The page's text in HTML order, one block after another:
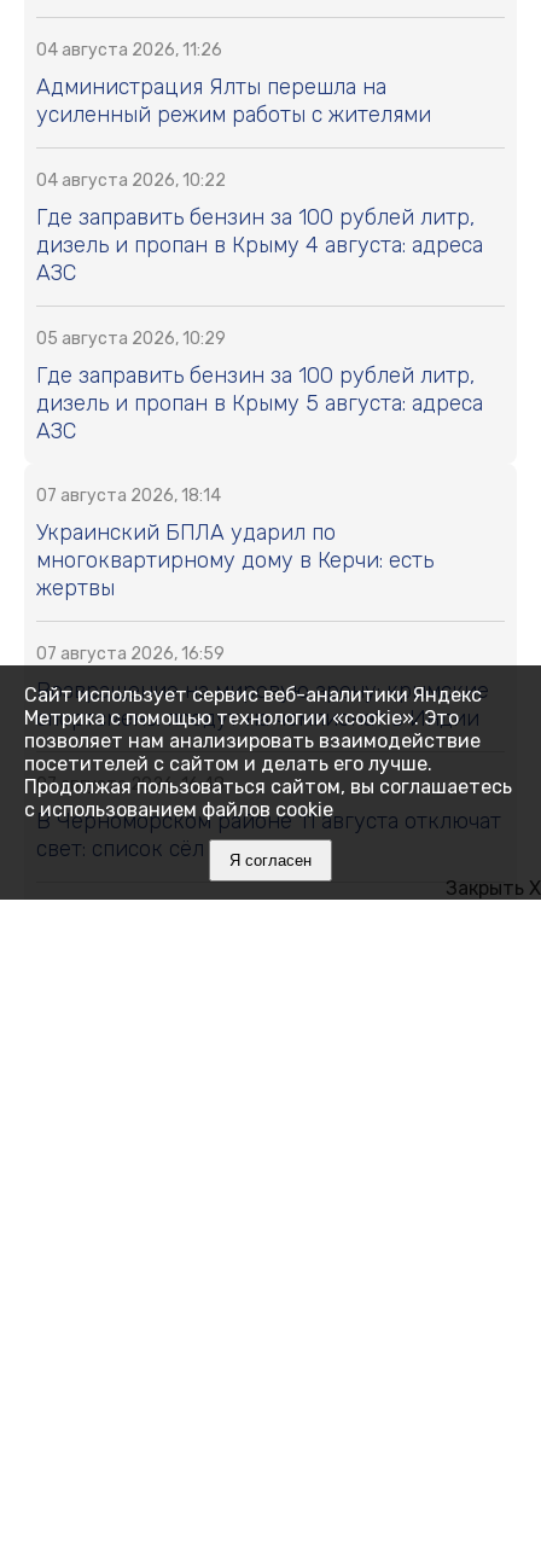
04 августа 2026, 11:26
Администрация Ялты перешла на
усиленный режим работы с жителями
04 августа 2026, 10:22
Где заправить бензин за 100 рублей литр,
дизель и пропан в Крыму 4 августа: адреса
АЗС
05 августа 2026, 10:29
Где заправить бензин за 100 рублей литр,
дизель и пропан в Крыму 5 августа: адреса
АЗС
07 августа 2026, 18:14
Украинский БПЛА ударил по
многоквартирному дому в Керчи: есть
жертвы
07 августа 2026, 16:59
Возвращение на мировую арену: крымские
спортсмены поедут на чемпионат в Индии
07 августа 2026, 16:48
В Черноморском районе 11 августа отключат
свет: список сёл и улиц
Закрыть X
Сайт использует сервис веб-аналитики Яндекс
Метрика с помощью технологии «cookie». Это
позволяет нам анализировать взаимодействие
посетителей с сайтом и делать его лучше.
Продолжая пользоваться сайтом, вы соглашаетесь
с использованием файлов cookie
Я согласен